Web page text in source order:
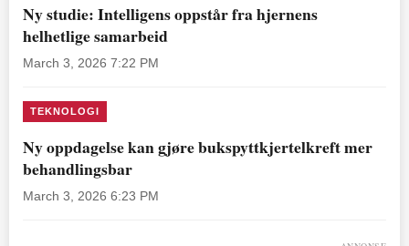
Ny studie: Intelligens oppstår fra hjernens
helhetlige samarbeid
March 3, 2026 7:22 PM
TEKNOLOGI
Ny oppdagelse kan gjøre bukspyttkjertelkreft mer
behandlingsbar
March 3, 2026 6:23 PM